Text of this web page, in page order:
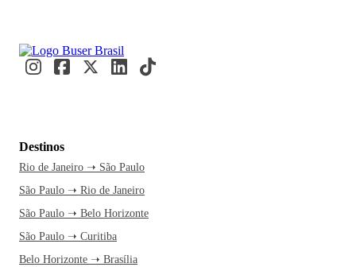
Destinos
Rio de Janeiro ➝ São Paulo
São Paulo ➝ Rio de Janeiro
São Paulo ➝ Belo Horizonte
São Paulo ➝ Curitiba
Belo Horizonte ➝ Brasília